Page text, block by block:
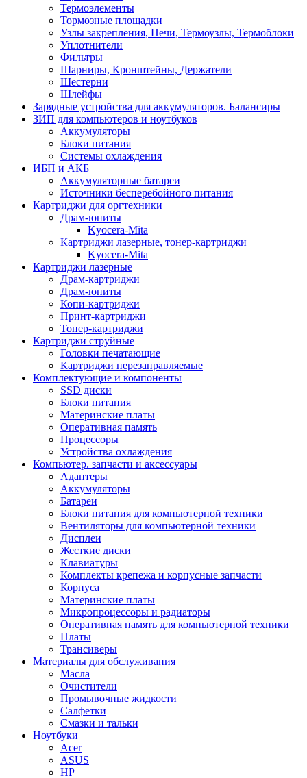
Термоэлементы
Тормозные площадки
Узлы закрепления, Печи, Термоузлы, Термоблоки
Уплотнители
Фильтры
Шарниры, Кронштейны, Держатели
Шестерни
Шлейфы
Зарядные устройства для аккумуляторов. Балансиры
ЗИП для компьютеров и ноутбуков
Аккумуляторы
Блоки питания
Системы охлаждения
ИБП и АКБ
Аккумуляторные батареи
Источники бесперебойного питания
Картриджи для оргтехники
Драм-юниты
Kyocera-Mita
Картриджи лазерные, тонер-картриджи
Kyocera-Mita
Картриджи лазерные
Драм-картриджи
Драм-юниты
Копи-картриджи
Принт-картриджи
Тонер-картриджи
Картриджи струйные
Головки печатающие
Картриджи перезаправляемые
Комплектующие и компоненты
SSD диски
Блоки питания
Материнские платы
Оперативная память
Процессоры
Устройства охлаждения
Компьютер. запчасти и аксессуары
Адаптеры
Аккумуляторы
Батареи
Блоки питания для компьютерной техники
Вентиляторы для компьютерной техники
Дисплеи
Жесткие диски
Клавиатуры
Комплекты крепежа и корпусные запчасти
Корпуса
Материнские платы
Микропроцессоры и радиаторы
Оперативная память для компьютерной техники
Платы
Трансиверы
Материалы для обслуживания
Масла
Очистители
Промывочные жидкости
Салфетки
Смазки и тальки
Ноутбуки
Acer
ASUS
HP